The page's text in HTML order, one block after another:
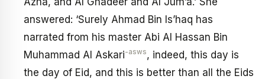
answered: ‘Surely Ahmad Bin Is’haq has
narrated from his master Abi Al Hassan Bin
Muhammad Al Askari-asws, indeed, this day is
the day of Eid, and this is better than all the Eids